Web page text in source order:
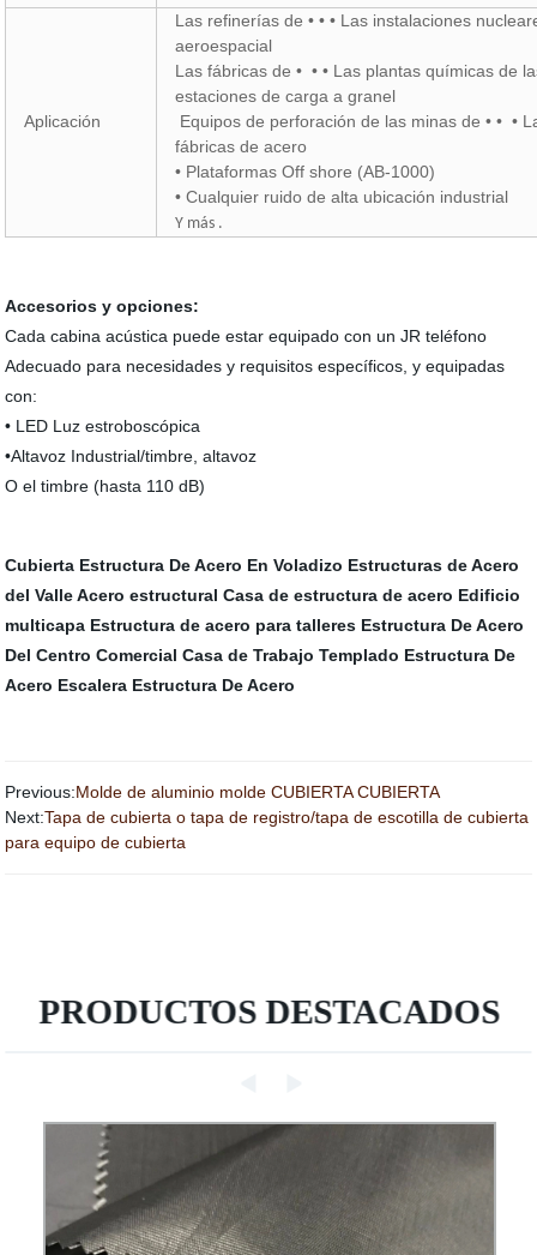
Aplicación
Las refinerías de • • • Las instalaciones
aeroespacial
Las fábricas de • • • Las plantas químicas de
estaciones de carga a granel
Equipos de perforación de las minas de • • •
fábricas de acero
• Plataformas Off shore (AB-1000)
• Cualquier ruido de alta ubicación industrial
Y más .
Accesorios y opciones:
Cada cabina acústica puede estar equipado con un JR teléfono
Adecuado para necesidades y requisitos específicos, y equipadas
con:
• LED Luz estroboscópica
•Altavoz Industrial/timbre, altavoz
O el timbre (hasta 110 dB)
Cubierta Estructura De Acero En Voladizo Estructuras de Acero
del Valle Acero estructural Casa de estructura de acero Edificio
multicapa Estructura de acero para talleres Estructura De Acero
Del Centro Comercial Casa de Trabajo Templado Estructura De
Acero Escalera Estructura De Acero
Previous:Molde de aluminio molde CUBIERTA CUBIERTA
Next:Tapa de cubierta o tapa de registro/tapa de escotilla de cubierta
para equipo de cubierta
PRODUCTOS DESTACADOS